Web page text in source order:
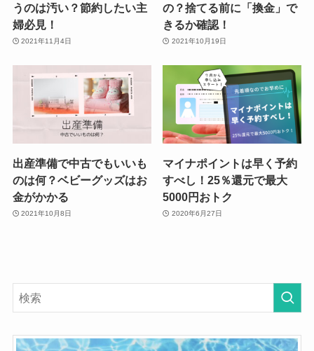
うのは汚い？節約したい主
婦必見！
2021年11月4日
の？捨てる前に「換金」で
きるか確認！
2021年10月19日
出産準備で中古でもいいも
のは何？ベビーグッズはお
金がかかる
2021年10月8日
マイナポイントは早く予約
すべし！25％還元で最大
5000円おトク
2020年6月27日